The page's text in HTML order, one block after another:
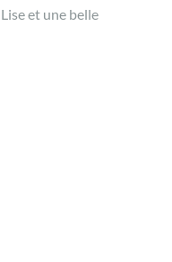
et une belle